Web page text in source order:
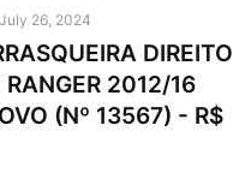
July 26, 2024
DIREITO
RANGER 2012/16
(Nº 13567) - R$